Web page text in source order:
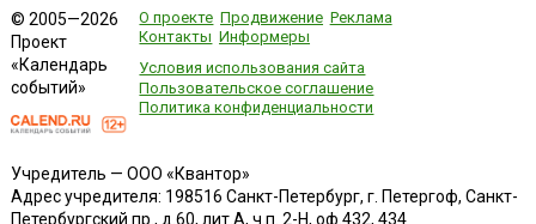
© 2005—2026
Проект
«Календарь
событий»
О проекте Продвижение Реклама
Контакты Информеры
Условия использования сайта
Пользовательское соглашение
Политика конфиденциальности
Учредитель — ООО «Квантор»
Адрес учредителя: 198516 Санкт-Петербург, г. Петергоф, Санкт-
Петербургский пр., д.60, лит.А, ч.п. 2-Н, оф.432, 434